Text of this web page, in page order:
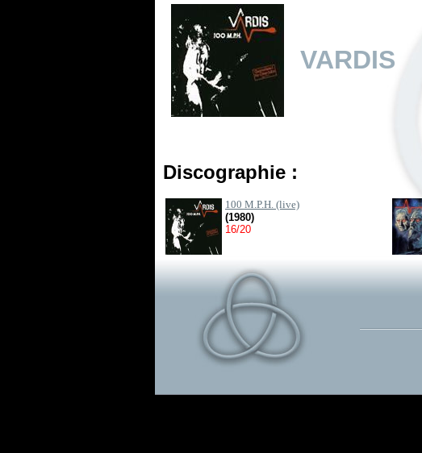
VARDIS
Discographie :
100 M.P.H. (live)
(1980)
16/20